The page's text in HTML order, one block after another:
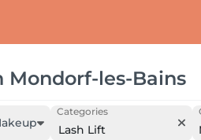
Mondorf-les-Bains
Categories
Lash Lift